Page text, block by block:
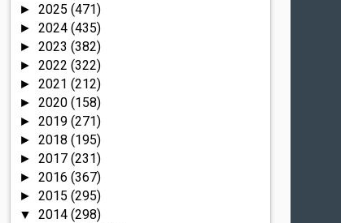
►2025(471)
►2024(435)
►2023(382)
►2022(322)
►2021(212)
►2020(158)
►2019(271)
►2018(195)
►2017(231)
►2016(367)
►2015(295)
▼2014(298)